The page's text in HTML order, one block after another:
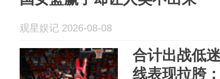
观星娱记 2026-08-08
合计出战低
线表现拉胯